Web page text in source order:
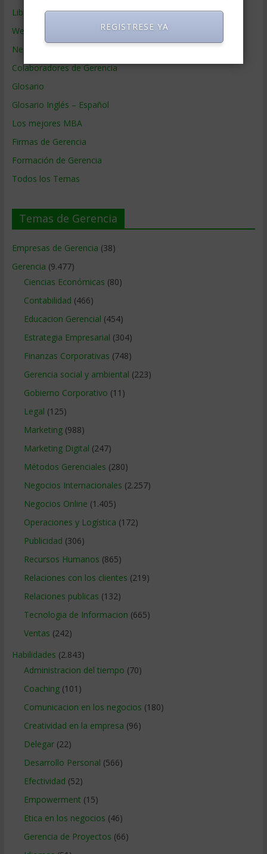
Libros de Gerencia
Webs de Gerencia
Negocios por País
Colaboradores de Gerencia
Glosario
Glosario Inglés – Español
Los mejores MBA
Firmas de Gerencia
Formación de Gerencia
Todos los Temas
Temas de Gerencia
Empresas de Gerencia (38)
Gerencia (9.477)
Ciencias Económicas (80)
Contabilidad (466)
Educacion Gerencial (454)
Estrategia Empresarial (304)
Finanzas Corporativas (748)
Gerencia social y ambiental (223)
Gobierno Corporativo (11)
Legal (125)
Marketing(988)
Marketing Digital (247)
Métodos Gerenciales (280)
Negocios Internacionales (2.257)
Negocios Online (1.405)
Operaciones y Logística (172)
Publicidad (306)
Recursos Humanos (865)
Relaciones con los clientes (219)
Relaciones publicas (132)
Tecnologia de Informacion (665)
Ventas (242)
Habilidades (2.843)
Administracion del tiempo (70)
Coaching(101)
Comunicacion en los negocios (180)
Creatividad en la empresa (96)
Delegar(22)
Desarrollo Personal (566)
Efectividad (52)
Empowerment (15)
Etica en los negocios (46)
Gerencia de Proyectos (66)
REGISTRESE YA